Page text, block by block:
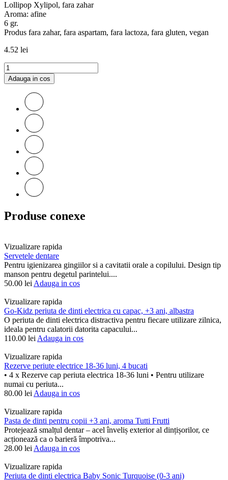
Lollipop Xylipol, fara zahar
Aroma: afine
6 gr.
Produs fara zahar, fara aspartam, fara lactoza, fara gluten, vegan
4.52 lei
Adauga in cos
Produse conexe
Vizualizare rapida
Servetele dentare
Pentru igienizarea gingiilor si a cavitatii orale a copilului. Design tip
manson pentru degetul parintelui....
50.00 lei Adauga in cos
Vizualizare rapida
Go-Kidz periuta de dinti electrica cu capac, +3 ani, albastra
O periuta de dinti electrica distractiva pentru fiecare utilizare zilnica,
ideala pentru calatorii datorita capacului...
110.00 lei Adauga in cos
Vizualizare rapida
Rezerve periute electrice 18-36 luni, 4 bucati
• 4 x Rezerve cap periuta electrica 18-36 luni • Pentru utilizare
numai cu periuta...
80.00 lei Adauga in cos
Vizualizare rapida
Pasta de dinti pentru copii +3 ani, aroma Tutti Frutti
Protejează smalțul dentar – acel înveliș exterior al dințișorilor, ce
acționează ca o barieră împotriva...
28.00 lei Adauga in cos
Vizualizare rapida
Periuta de dinti electrica Baby Sonic Turquoise (0-3 ani)